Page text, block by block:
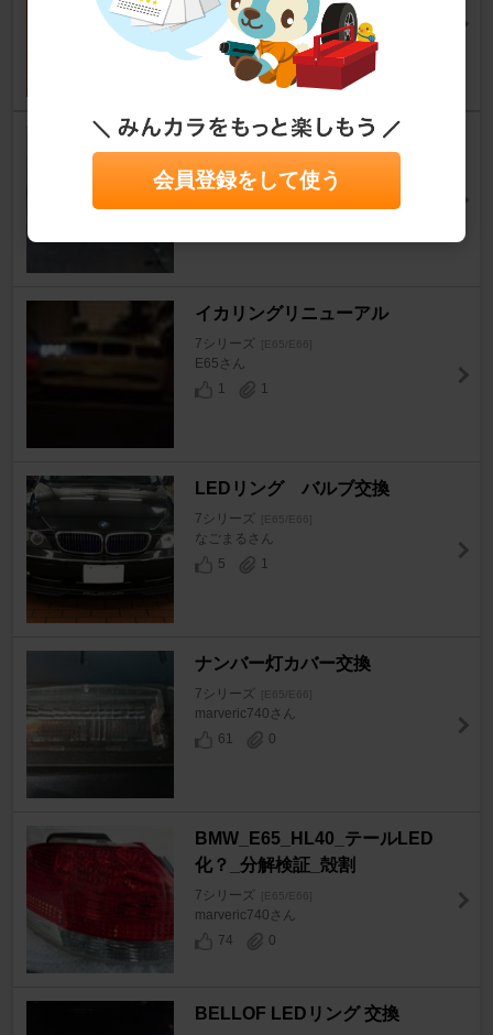
7シリーズ [E65/E66]
745iさん
12
1
Ｅ６５シリウスLEDリング交換
7シリーズ [E65/E66]
SiNちゃんさん
3
2
イカリングリニューアル
7シリーズ [E65/E66]
E65さん
1
1
LEDリング バルブ交換
7シリーズ [E65/E66]
なごまるさん
5
1
ナンバー灯カバー交換
7シリーズ [E65/E66]
marveric740さん
61
0
BMW_E65_HL40_テールLED
化？_分解検証_殻割
7シリーズ [E65/E66]
marveric740さん
74
0
BELLOF LEDリング 交換
会員登録をして使う